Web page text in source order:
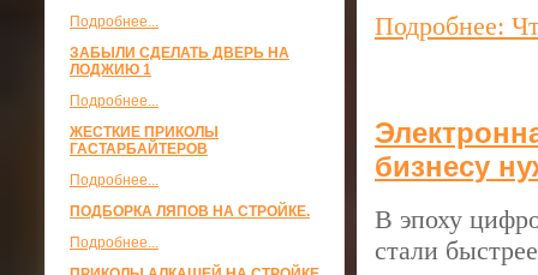
Подробнее...
ЗАБЫЛИ СДЕЛАТЬ ДВЕРЬ НА
ЛОДЖИЮ 1
Подробнее...
ЖЕСТКИЕ ПРИКОЛЫ
ГАСТАРБАЙТЕРОВ
Подробнее...
ПОДБОРКА ЛЯПОВ НА СТРОЙКЕ.
Подробнее...
Подробнее:
бизнесу
В эпоху
стали